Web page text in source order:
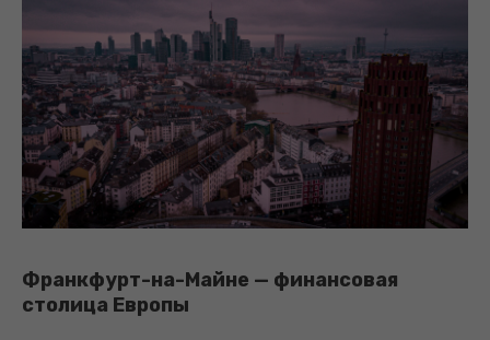
Франкфурт-на-Майне — финансовая
столица Европы